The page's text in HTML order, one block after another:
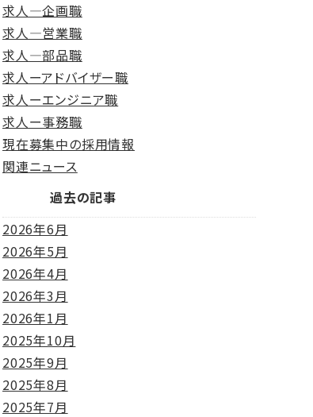
求人―企画職
求人―営業職
求人―部品職
求人ーアドバイザー職
求人ーエンジニア職
求人ー事務職
現在募集中の採用情報
関連ニュース
過去の記事
2026年6月
2026年5月
2026年4月
2026年3月
2026年1月
2025年10月
2025年9月
2025年8月
2025年7月